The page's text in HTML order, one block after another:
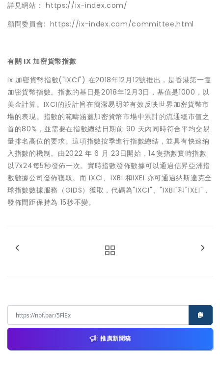
詳見網站： https://ix-index.com/
顧問委員會: https://ix-index.com/committee.html
有關 IX 加密貨幣指數
ix 加密貨幣指數("IXCI") 在2018年12月12號推出，是香港第一隻
加密貨幣指數。指數的基日是2018年12月3日，基值是1000，以
美金計算。IXCI的設計旨在簡潔易明並有效反映世界加密貨幣市
場的表現。指數的範疇涵蓋加密貨幣市場中累計的流通總市值之
⾸的80%，並需要在指數總結⽇期前 90 天內同時符合平均交易
量排名高位的要求。這項指數按季進⾏指數總結，並具有快速纳
⼊指數的機制。由2022 年 6 月 23日開始，14隻指數實時指數
以7x24每5秒發佈一次。實時指數發佈數據可以通過信昇亞洲指
數數據公司發佈獲取。而 IXCI、IXBI 和IXEI 亦可通過納斯達克全
球指數數據服務（GIDS）獲取，代碼為"IXCI"、"IXBI"和"IXEI"，
發佈間距保持為 15秒不變。
推廣新聞稿